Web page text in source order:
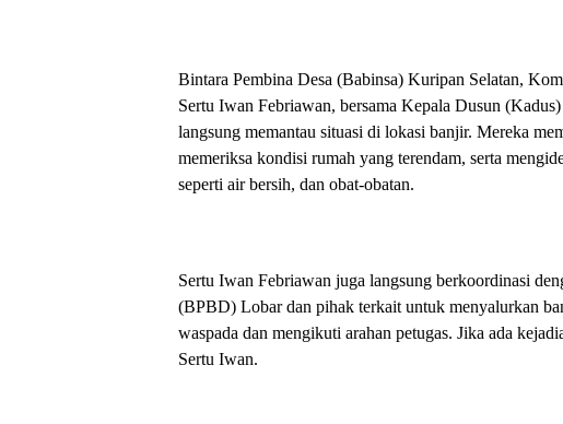
Bintara Pembina Desa (Babinsa) Kuripan Selatan,
Sertu Iwan Febriawan, bersama Kepala Dusun
langsung memantau situasi di lokasi banjir. Mereka
memeriksa kondisi rumah yang terendam, serta
seperti air bersih, dan obat-obatan.
Sertu Iwan Febriawan juga langsung berkoordinasi
(BPBD) Lobar dan pihak terkait untuk menyalurkan
waspada dan mengikuti arahan petugas. Jika ada
Sertu Iwan.